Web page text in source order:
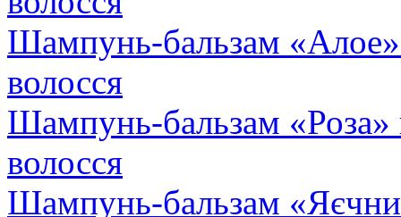
Шампунь-бальзам
волосся
Шампунь-бальзам «Роза»
волосся
Шампунь-бальзам